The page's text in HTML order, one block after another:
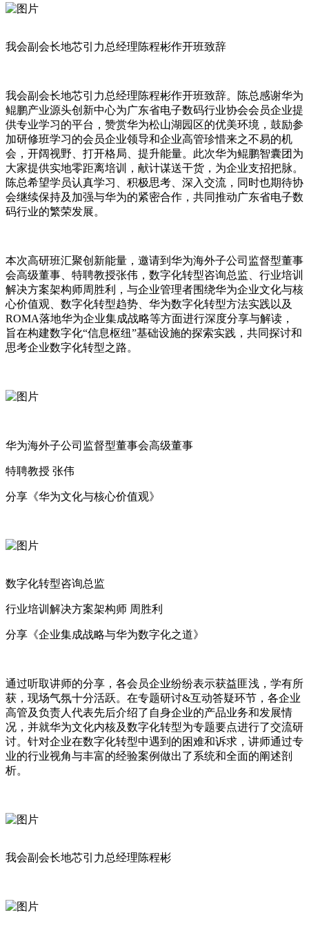
我会副会长地芯引力总经理陈程彬作开班致辞
我会副会长地芯引力总经理陈程彬作开班致辞。陈总感谢华为
鲲鹏产业源头创新中心为广东省电子数码行业协会会员企业提
供专业学习的平台，赞赏华为松山湖园区的优美环境，鼓励参
加研修班学习的会员企业领导和企业高管珍惜来之不易的机
会，开阔视野、打开格局、提升能量。此次华为鲲鹏智囊团为
大家提供实地零距离培训，献计谋送干货，为企业支招把脉。
陈总希望学员认真学习、积极思考、深入交流，同时也期待协
会继续保持及加强与华为的紧密合作，共同推动广东省电子数
码行业的繁荣发展。
本次高研班汇聚创新能量，邀请到华为海外子公司监督型董事
会高级董事、特聘教授张伟，数字化转型咨询总监、行业培训
解决方案架构师周胜利，与企业管理者围绕华为企业文化与核
心价值观、数字化转型趋势、华为数字化转型方法实践以及
ROMA落地华为企业集成战略等方面进行深度分享与解读，
旨在构建数字化“信息枢纽”基础设施的探索实践，共同探讨和
思考企业数字化转型之路。
华为海外子公司监督型董事会高级董事
特聘教授 张伟
分享《华为文化与核心价值观》
数字化转型咨询总监
行业培训解决方案架构师 周胜利
分享《企业集成战略与华为数字化之道》
通过听取讲师的分享，各会员企业纷纷表示获益匪浅，学有所
获，现场气氛十分活跃。在专题研讨&互动答疑环节，各企业
高管及负责人代表先后介绍了自身企业的产品业务和发展情
况，并就华为文化内核及数字化转型为专题要点进行了交流研
讨。针对企业在数字化转型中遇到的困难和诉求，讲师通过专
业的行业视角与丰富的经验案例做出了系统和全面的阐述剖
析。
我会副会长地芯引力总经理陈程彬